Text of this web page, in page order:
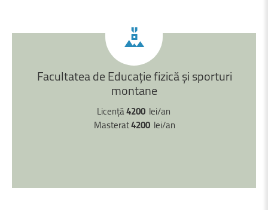
FacultateadeEducațiefizicăşisporturi
montane
Licență4200lei/an
Masterat4200 lei/an